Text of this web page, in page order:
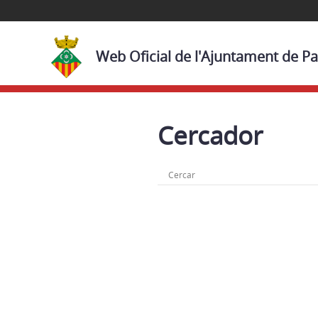
Web Oficial de l'Ajuntament de
Cercador